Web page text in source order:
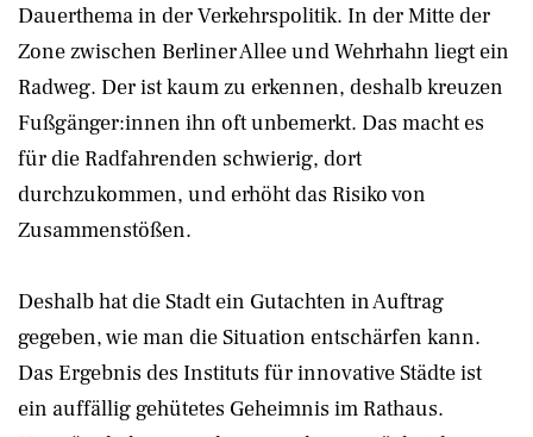
Dauerthema in der Verkehrspolitik. In der Mitte der
Zone zwischen Berliner Allee und Wehrhahn liegt ein
Radweg. Der ist kaum zu erkennen, deshalb kreuzen
Fußgänger:innen ihn oft unbemerkt. Das macht es
für die Radfahrenden schwierig, dort
durchzukommen, und erhöht das Risiko von
Zusammenstößen.
Deshalb hat die Stadt ein Gutachten in Auftrag
gegeben, wie man die Situation entschärfen kann.
Das Ergebnis des Instituts für innovative Städte ist
ein auffällig gehütetes Geheimnis im Rathaus.